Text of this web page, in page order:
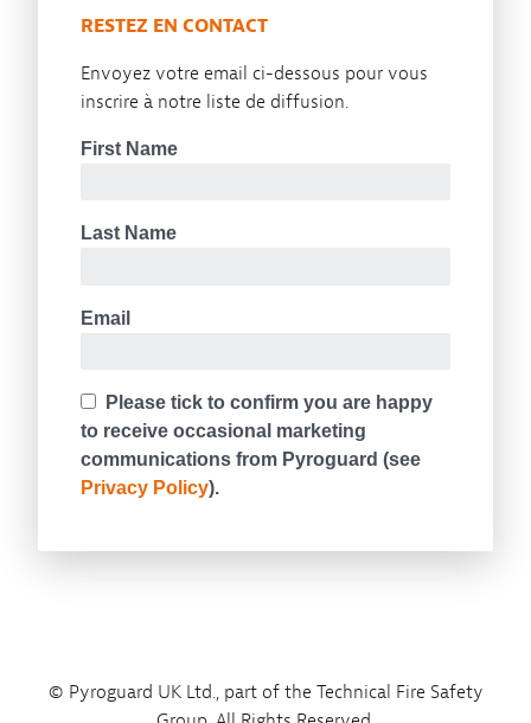
RESTEZ EN CONTACT
Envoyez votre email ci-dessous pour vous
inscrire à notre liste de diffusion.
© Pyroguard UK Ltd., part of the Technical Fire Safety